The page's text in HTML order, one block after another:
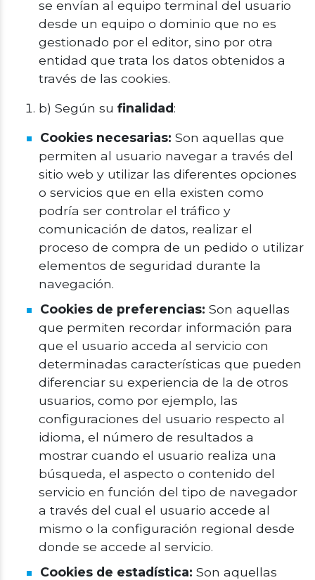
se envían al equipo terminal del usuario
desde un equipo o dominio que no es
gestionado por el editor, sino por otra
entidad que trata los datos obtenidos a
través de las cookies.
b) Según su finalidad:
Cookies necesarias: Son aquellas que
permiten al usuario navegar a través del
sitio web y utilizar las diferentes opciones
o servicios que en ella existen como
podría ser controlar el tráfico y
comunicación de datos, realizar el
proceso de compra de un pedido o utilizar
elementos de seguridad durante la
navegación.
Cookies de preferencias: Son aquellas
que permiten recordar información para
que el usuario acceda al servicio con
determinadas características que pueden
diferenciar su experiencia de la de otros
usuarios, como por ejemplo, las
configuraciones del usuario respecto al
idioma, el número de resultados a
mostrar cuando el usuario realiza una
búsqueda, el aspecto o contenido del
servicio en función del tipo de navegador
a través del cual el usuario accede al
mismo o la configuración regional desde
donde se accede al servicio.
Cookies de estadística: Son aquellas